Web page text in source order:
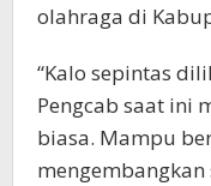
olahraga di
“Kalo sepintas
Pengcab saat ini
biasa. Mampu